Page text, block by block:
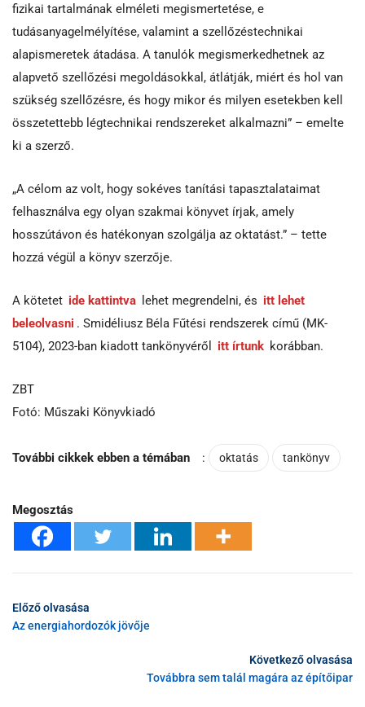
fizikai tartalmának elméleti megismertetése, e
tudásanyagelmélyítése, valamint a szellőzéstechnikai
alapismeretek átadása. A tanulók megismerkedhetnek az
alapvető szellőzési megoldásokkal, átlátják, miért és hol van
szükség szellőzésre, és hogy mikor és milyen esetekben kell
összetettebb légtechnikai rendszereket alkalmazni” – emelte
ki a szerző.
„A célom az volt, hogy sokéves tanítási tapasztalataimat
felhasználva egy olyan szakmai könyvet írjak, amely
hosszútávon és hatékonyan szolgálja az oktatást.” – tette
hozzá végül a könyv szerzője.
A kötetet ide kattintva lehet megrendelni, és itt lehet
beleolvasni . Smidéliusz Béla Fűtési rendszerek című (MK-
5104), 2023-ban kiadott tankönyvéről
itt írtunk korábban.
ZBT
Fotó: Műszaki Könyvkiadó
További cikkek ebben a témában : oktatás tankönyv
Megosztás
Előző olvasása
Az energiahordozók jövője
Következő olvasása
Továbbra sem talál magára az építőipar